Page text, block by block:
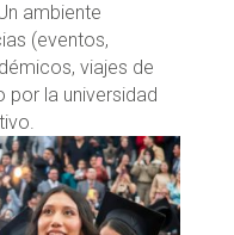
ambiente
(eventos,
viajes de
por la universidad